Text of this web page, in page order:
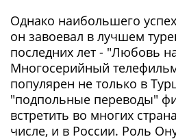
Однако наибольшего
он завоевал в лучшем
последних лет - "Любовь
Многосерийный
популярен не только в
"подпольные переводы"
встретить во многих
числе, и в России. Роль